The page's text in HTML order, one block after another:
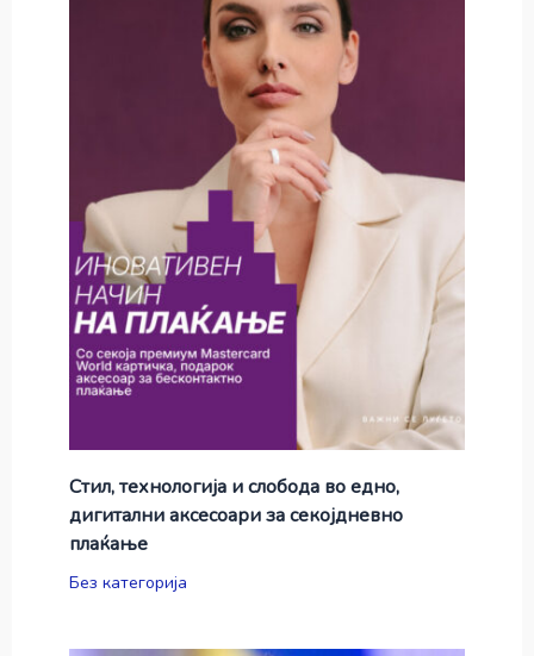
Стил, технологија и слобода во едно,
дигитални аксесоари за секојдневно
плаќање
Без категорија